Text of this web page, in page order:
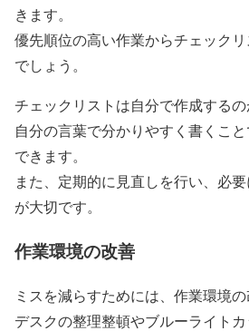
きます。
優先順位の高い作業からチェック
でしょう。
チェックリストは自分で作成するの
自分の言葉で分かりやすく書くこ
できます。
また、定期的に見直しを行い、必
が大切です。
作業環境の改善
ミスを減らすためには、作業環境の
デスクの整理整頓やブルーライト